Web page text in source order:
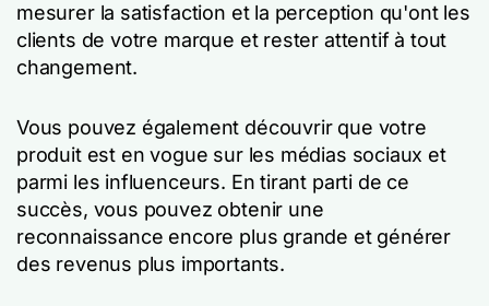
mesurer la satisfaction et la perception qu'ont les
clients de votre marque et rester attentif à tout
changement.
Vous pouvez également découvrir que votre
produit est en vogue sur les médias sociaux et
parmi les influenceurs. En tirant parti de ce
succès, vous pouvez obtenir une
reconnaissance encore plus grande et générer
des revenus plus importants.